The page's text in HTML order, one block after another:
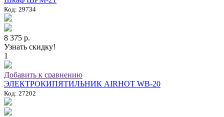
Код: 29734
8 375 р.
Узнать скидку!
1
Добавить к сравнению
ЭЛЕКТРОКИПЯТИЛЬНИК AIRHOT WB-20
Код: 27202